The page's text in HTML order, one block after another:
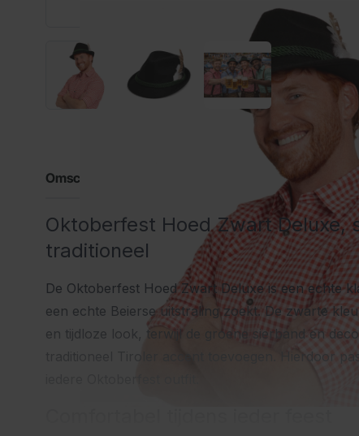
Omschrijving
Oktoberfest Hoed Zwart Deluxe,
traditioneel
De Oktoberfest Hoed Zwart Deluxe is een echte
een echte Beierse uitstraling zoekt. De zwarte
en tijdloze look, terwijl de groene sierband en